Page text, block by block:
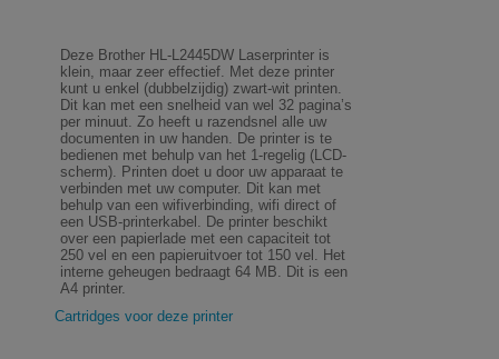
Deze Brother HL-L2445DW Laserprinter is
klein, maar zeer effectief. Met deze printer
kunt u enkel (dubbelzijdig) zwart-wit printen.
Dit kan met een snelheid van wel 32 pagina’s
per minuut. Zo heeft u razendsnel alle uw
documenten in uw handen. De printer is te
bedienen met behulp van het 1-regelig (LCD-
scherm). Printen doet u door uw apparaat te
verbinden met uw computer. Dit kan met
behulp van een wifiverbinding, wifi direct of
een USB-printerkabel. De printer beschikt
over een papierlade met een capaciteit tot
250 vel en een papieruitvoer tot 150 vel. Het
interne geheugen bedraagt 64 MB. Dit is een
A4 printer.
Cartridges voor deze printer